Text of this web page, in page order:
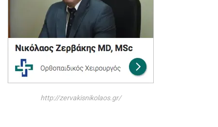
http://zervakisnikolaos.gr/